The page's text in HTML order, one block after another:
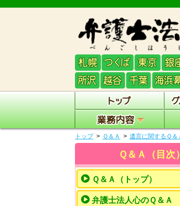
トップ Ｑ＆Ａ 遺言に関するＱ＆
Ｑ＆Ａ（目次）
Ｑ＆Ａ（トップ）
弁護士法人心のＱ＆Ａ